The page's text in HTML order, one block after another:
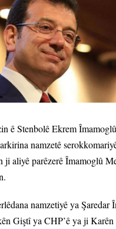
ê Stenbolê Ekrem
namzetê
ji aliyê parêzerê Îmamoglû
namzetiyê ya Şaredar
Giştî ya CHP’ê ya ji